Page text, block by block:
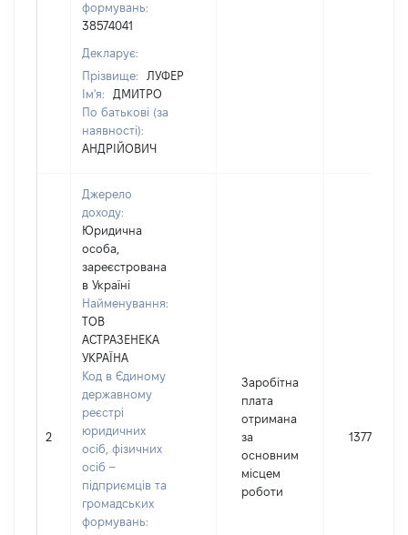
формувань:
38574041
Декларує:
Прізвище:
ЛУФЕР
Ім'я:
ДМИТРО
По батькові (за
наявності):
АНДРІЙОВИЧ
2
Джерело
доходу:
Юридична
особа,
зареєстрована
в Україні
Найменування:
ТОВ
АСТРАЗЕНЕКА
УКРАЇНА
Код в Єдиному
державному
реєстрі
юридичних
осіб, фізичних
осіб –
підприємців та
громадських
формувань:
Заробітна
плата
отримана
за
основним
місцем
роботи
1377089